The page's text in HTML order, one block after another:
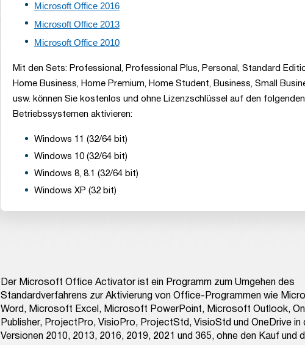
Microsoft Office 2016
Microsoft Office 2013
Microsoft Office 2010
Mit den Sets: Professional, Professional Plus, Personal, Standard
Home Business, Home Premium, Home Student, Business, Small
usw. können Sie kostenlos und ohne Lizenzschlüssel auf den folgenden
Betriebssystemen aktivieren:
Windows 11 (32/64 bit)
Windows 10 (32/64 bit)
Windows 8, 8.1 (32/64 bit)
Windows XP (32 bit)
Der Microsoft Office Activator ist ein Programm zum Umgehen des
Standardverfahrens zur Aktivierung von Office-Programmen wie
Word, Microsoft Excel, Microsoft PowerPoint, Microsoft Outlook,
Publisher, ProjectPro, VisioPro, ProjectStd, VisioStd und OneDrive in
Versionen 2010, 2013, 2016, 2019, 2021 und 365, ohne den Kauf und